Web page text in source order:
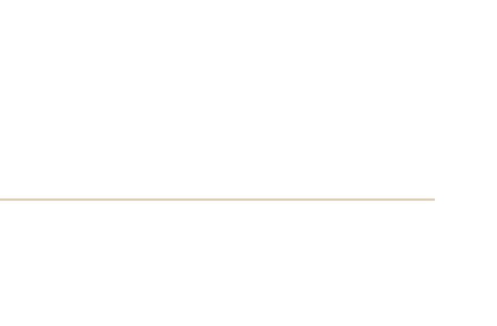
oder direkt zur Karussellnavigation wechseln.